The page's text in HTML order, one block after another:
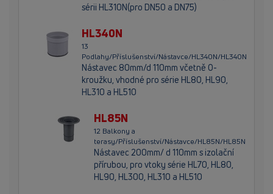
sérii HL310N(pro DN50 a DN75)
HL340N
13
Podlahy/Příslušenství/Nástavce/HL340N/HL340N
Nástavec 80mm/d 110mm včetně O-
kroužku, vhodné pro série HL80, HL90,
HL310 a HL510
HL85N
12 Balkony a
terasy/Příslušenství/Nástavce/HL85N/HL85N
Nástavec 200mm/ d 110mm s izolační
přírubou, pro vtoky série HL70, HL80,
HL90, HL300, HL310 a HL510